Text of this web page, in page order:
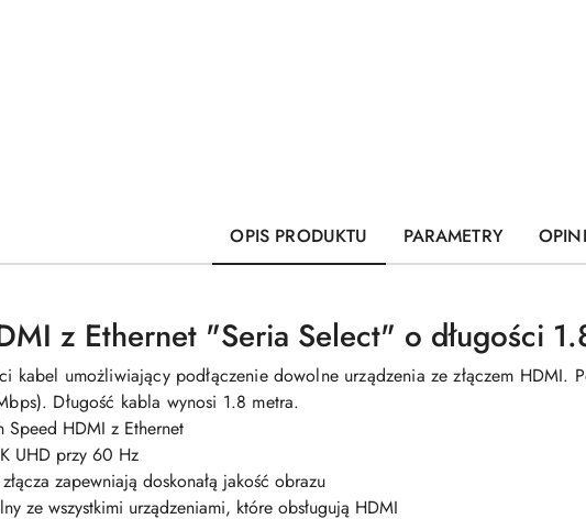
OPIS PRODUKTU PARAMETRY
z Ethernet "Seria Select" o długości
kabel umożliwiający podłączenie dowolne urządzenia ze złączem HDMI.
Długość kabla wynosi 1.8 metra.
Speed ​​HDMI z Ethernet
UHD przy 60 Hz
złącza zapewniają doskonałą jakość obrazu
ze wszystkimi urządzeniami, które obsługują HDMI